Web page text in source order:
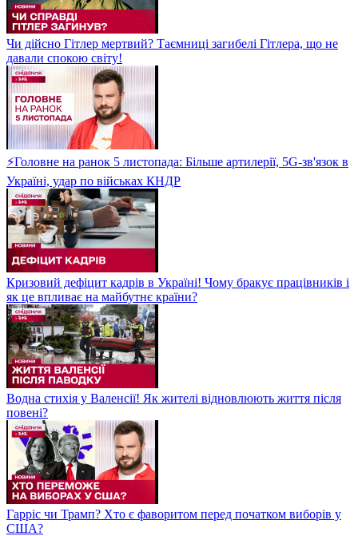
Чи дійсно Гітлер мертвий? Таємниці загибелі Гітлера, що не
давали спокою світу!
⚡Головне на ранок 5 листопада: Більше артилерії, 5G-зв'язок в
Україні, удар по військах КНДР
Кризовий дефіцит кадрів в Україні! Чому бракує працівників і
як це впливає на майбутнє країни?
Водна стихія у Валенсії! Як жителі відновлюють життя після
повені?
Гарріс чи Трамп? Хто є фаворитом перед початком виборів у
США?